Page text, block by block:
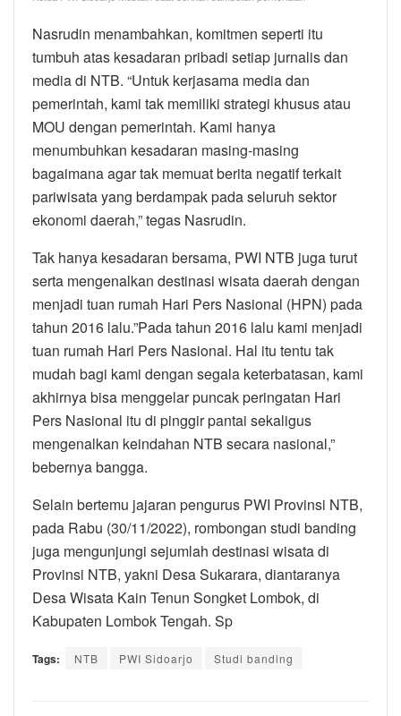
Nasrudin menambahkan, komitmen seperti itu
tumbuh atas kesadaran pribadi setiap jurnalis dan
media di NTB. “Untuk kerjasama media dan
pemerintah, kami tak memiliki strategi khusus atau
MOU dengan pemerintah. Kami hanya
menumbuhkan kesadaran masing-masing
bagaimana agar tak memuat berita negatif terkait
pariwisata yang berdampak pada seluruh sektor
ekonomi daerah,” tegas Nasrudin.
Tak hanya kesadaran bersama, PWI NTB juga turut
serta mengenalkan destinasi wisata daerah dengan
menjadi tuan rumah Hari Pers Nasional (HPN) pada
tahun 2016 lalu.”Pada tahun 2016 lalu kami menjadi
tuan rumah Hari Pers Nasional. Hal itu tentu tak
mudah bagi kami dengan segala keterbatasan, kami
akhirnya bisa menggelar puncak peringatan Hari
Pers Nasional itu di pinggir pantai sekaligus
mengenalkan keindahan NTB secara nasional,”
bebernya bangga.
Selain bertemu jajaran pengurus PWI Provinsi NTB,
pada Rabu (30/11/2022), rombongan studi banding
juga mengunjungi sejumlah destinasi wisata di
Provinsi NTB, yakni Desa Sukarara, diantaranya
Desa Wisata Kain Tenun Songket Lombok, di
Kabupaten Lombok Tengah. Sp
Tags: NTB PWI Sidoarjo Studi banding